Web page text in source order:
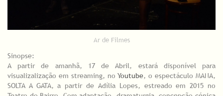
Ar de Filmes
Sinopse:
A partir de amanhã, 17 de Abril, estará disponível para
visualizalização em streaming, noYoutube, o espectáculo MANA,
SOLTA A GATA, a partir de Adília Lopes, estreado em 2015 no